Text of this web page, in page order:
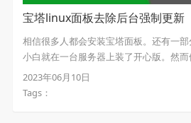
宝塔linux面板去除后台强制更新
相信很多人都会安装宝塔面板。还有一部
小白就在一台服务器上装了开心版。然而
2023年06月10日
Tags：